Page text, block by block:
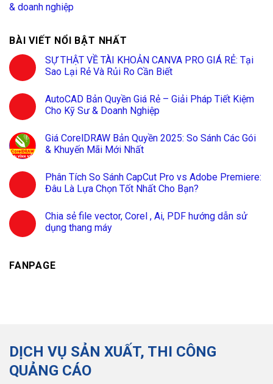
& doanh nghiệp
BÀI VIẾT NỔI BẬT NHẤT
SỰ THẬT VỀ TÀI KHOẢN CANVA PRO GIÁ RẺ: Tại
Sao Lại Rẻ Và Rủi Ro Cần Biết
AutoCAD Bản Quyền Giá Rẻ – Giải Pháp Tiết Kiệm
Cho Kỹ Sư & Doanh Nghiệp
Giá CorelDRAW Bản Quyền 2025: So Sánh Các Gói
& Khuyến Mãi Mới Nhất
Phân Tích So Sánh CapCut Pro vs Adobe Premiere:
Đâu Là Lựa Chọn Tốt Nhất Cho Bạn?
Chia sẻ file vector, Corel , Ai, PDF hướng dẫn sử
dụng thang máy
FANPAGE
DỊCH VỤ SẢN XUẤT, THI CÔNG
QUẢNG CÁO